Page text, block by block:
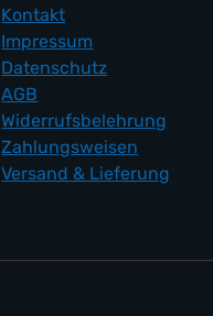
Kontakt
Impressum
Datenschutz
AGB
Widerrufsbelehrung
Zahlungsweisen
Versand & Lieferung